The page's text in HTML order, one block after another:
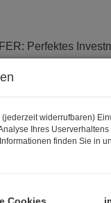
widerrufbaren)
Ihres
finden Sie in